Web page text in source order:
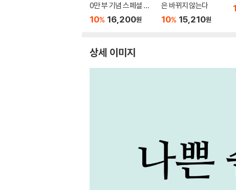
0만 부 기념 스페셜 에
디션)
10% 16,200원
은 바뀌지 않는다
10% 15,210원
상세 이미지